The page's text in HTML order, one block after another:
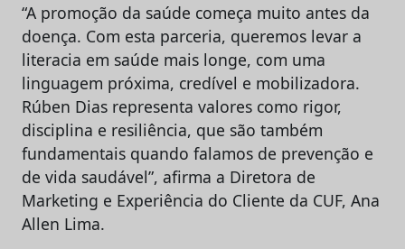
“A promoção da saúde começa muito antes da
doença. Com esta parceria, queremos levar a
literacia em saúde mais longe, com uma
linguagem próxima, credível e mobilizadora.
Rúben Dias representa valores como rigor,
disciplina e resiliência, que são também
fundamentais quando falamos de prevenção e
de vida saudável”, afirma a Diretora de
Marketing e Experiência do Cliente da CUF, Ana
Allen Lima.